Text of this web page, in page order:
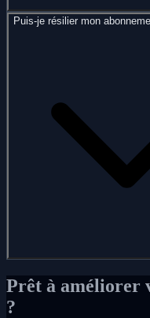
Puis-je résilier mon
Prêt à améliorer
?